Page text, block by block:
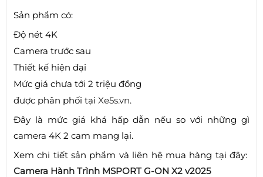
Sản phẩm có:
Độ nét 4K
Camera trước sau
Thiết kế hiện đại
Mức giá chưa tới 2 triệu đồng
được phân phối tại Xe5s.vn.
Đây là mức giá khá hấp dẫn nếu so với những gì
camera 4K 2 cam mang lại.
Xem chi tiết sản phẩm và liên hệ mua hàng tại đây:
Camera Hành Trình MSPORT G-ON X2 v2025